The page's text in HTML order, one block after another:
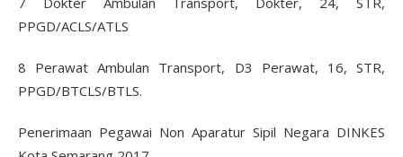
PPGD/ACLS/ATLS
8 Perawat Ambulan Transport, D3 Perawat, 16, STR,
PPGD/BTCLS/BTLS.
Penerimaan Pegawai Non Aparatur Sipil Negara DINKES